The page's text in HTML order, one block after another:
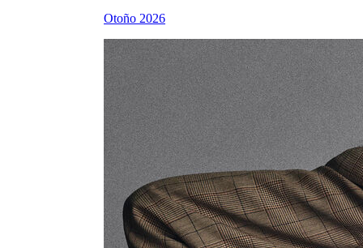
Otoño 2026